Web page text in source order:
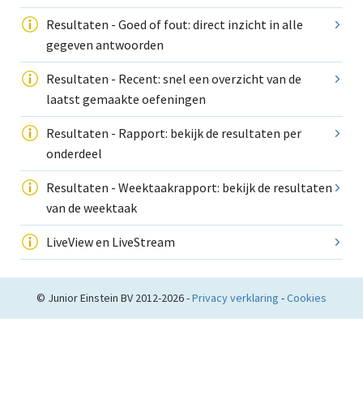
Resultaten - Goed of fout: direct inzicht in alle
gegeven antwoorden
Resultaten - Recent: snel een overzicht van de
laatst gemaakte oefeningen
Resultaten - Rapport: bekijk de resultaten per
onderdeel
Resultaten - Weektaakrapport: bekijk de resultaten
van de weektaak
LiveView en LiveStream
© Junior Einstein BV 2012-2026 -Privacy verklaring -Cookies